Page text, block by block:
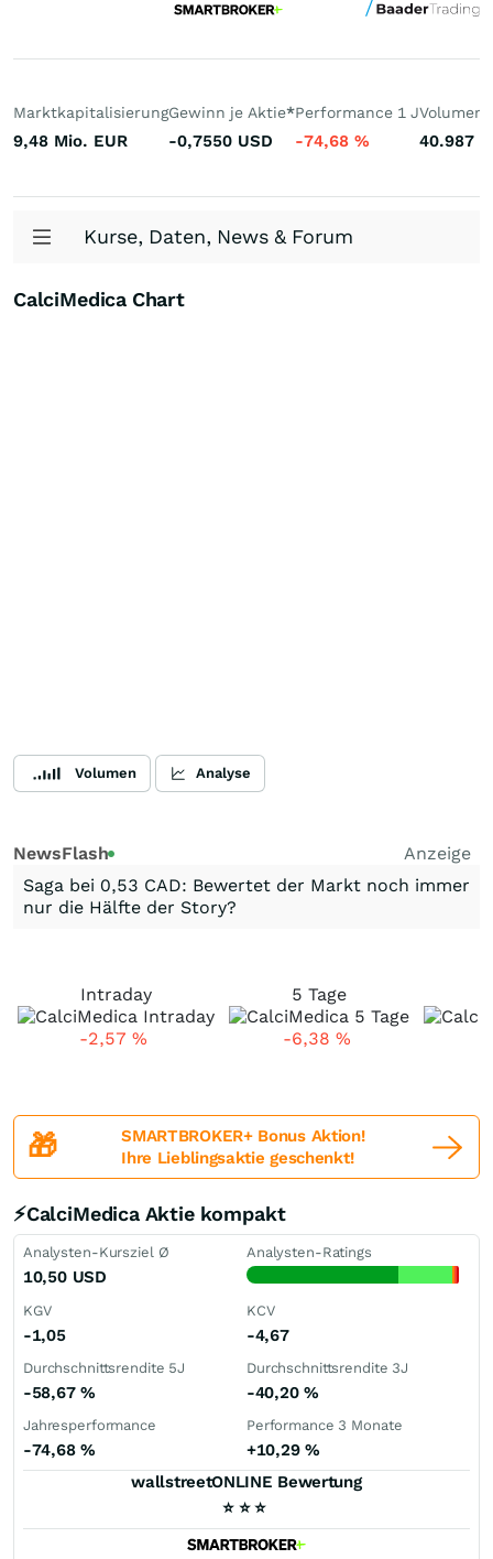
Marktkapitalisierung
9,48 Mio. EUR
Gewinn je Aktie*
-0,7550 USD
Performance 1 J
-74,68 %
Volumen
40.987
Kurse, Daten, News & Forum
CalciMedica Chart
Volumen Analyse
NewsFlash
Anzeige
Saga bei 0,53 CAD: Bewertet der Markt noch immer
nur die Hälfte der Story?
Intraday
-2,57 %
5 Tage
-6,38 %
🎁
SMARTBROKER+ Bonus Aktion!
Ihre Lieblingsaktie geschenkt!
⚡CalciMedica Aktie kompakt
Analysten-Kursziel Ø
10,50 USD
Analysten-Ratings
KGV
-1,05
KCV
-4,67
Durchschnittsrendite 5J
-58,67 %
Durchschnittsrendite 3J
-40,20 %
Jahresperformance
-74,68 %
Performance 3 Monate
+10,29 %
wallstreetONLINE Bewertung
⭐ ⭐ ⭐